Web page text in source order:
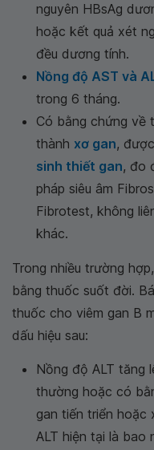
nguyên HBsAg
hoặc kết quả xét
đều dương tính.
Nồng độ AST và
trong 6 tháng.
Có bằng chứng về
thành xơ gan,
sinh thiết gan, đo
pháp siêu âm
Fibrotest, không
khác.
Trong nhiều trường
bằng thuốc suốt đời.
thuốc cho viêm gan B
dấu hiệu sau:
Nồng độ ALT tăng
thường hoặc có
gan tiến triển hoặc
ALT hiện tại là bao